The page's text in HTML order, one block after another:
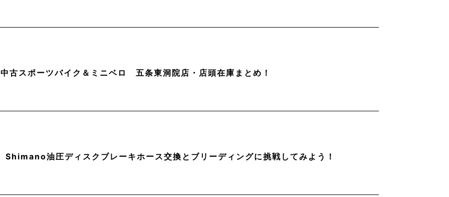
古スポーツバイク＆ミニベロ 五条東洞院店・店頭在庫まとめ！
Shimano油圧ディスクブレーキホース交換とブリーディングに挑戦してみよう！